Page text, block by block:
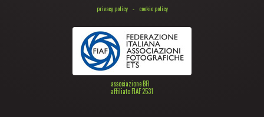
privacy policy - cookie policy
associazione BFI
affiliato FIAF 2531